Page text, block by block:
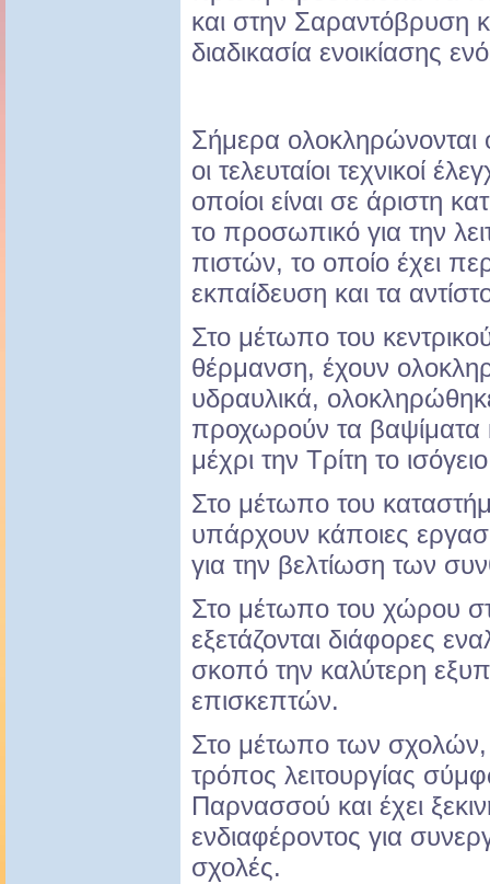
και στην Σαραντόβρυση
διαδικασία ενοικίασης
Σήμερα ολοκληρώνονται
οι τελευταίοι τεχνικοί
οποίοι είναι σε άριστη
το προσωπικό για την
πιστών, το οποίο έχει
εκπαίδευση και τα
Στο μέτωπο του κεντρικού
θέρμανση, έχουν
υδραυλικά,
προχωρούν τα βαψίματα
μέχρι την Τρίτη το
Στο μέτωπο του
υπάρχουν κάποιες
για την βελτίωση των
Στο μέτωπο του χώρου
εξετάζονται διάφορες
σκοπό την καλύτερη
επισκεπτών.
Στο μέτωπο των σχολών,
τρόπος λειτουργίας
Παρνασσού και έχει
ενδιαφέροντος για
σχολές.